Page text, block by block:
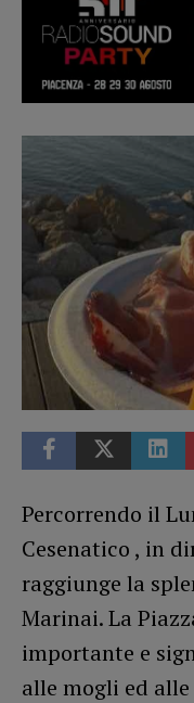
Percorrendo il
Cesenatico , in
raggiunge la
Marinai. La
importante e
alle mogli ed